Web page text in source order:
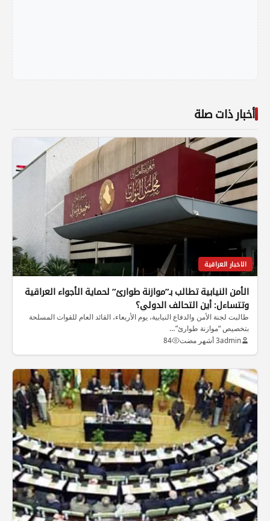
أخبار ذات صلة
الاخبار العراقية
الأمن النيابية تطالب بـ”موازنة طوارئ” لحماية الأجواء العراقية
وتتساءل: أين التحالف الدولي؟
طالبت لجنة الأمن والدفاع النيابية، يوم الأربعاء، القائد العام للقوات المسلحة
بتخصيص “موازنة طوارئ”…
admin3 أشهر مضت 84